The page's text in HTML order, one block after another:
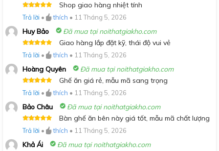
hạng5
5
Shop giao hàng nhiệt tính
Trả lời • thích • 11 Tháng 5, 2026
Huy Bảo Đã mua tại noithatgiakho.com
hạng5
5
Giao hàng lắp đặt kỹ, thái độ vui vẻ
Trả lời • thích • 11 Tháng 5, 2026
Hoàng Quyên Đã mua tại noithatgiakho.com
hạng5
5
Ghế ăn giá rẻ, mẫu mã sang trọng
Trả lời • thích • 11 Tháng 5, 2026
Bảo Châu Đã mua tại noithatgiakho.com
hạng5
5
Bàn ghế ăn bên này giá tốt, mẫu mã chất lượng
Trả lời • thích • 11 Tháng 5, 2026
Khả Ái Đã mua tại noithatgiakho.com